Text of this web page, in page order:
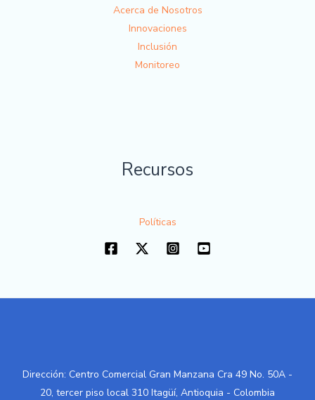
Acerca de Nosotros
Innovaciones
Inclusión
Monitoreo
Recursos
Políticas
Dirección: Centro Comercial Gran Manzana Cra 49 No. 50A -
20, tercer piso local 310 Itagüí, Antioquia - Colombia